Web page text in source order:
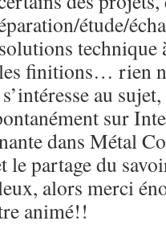
étude/
finitions… rien
au
sur
dans Métal
le partage du
alors merci
animé!!